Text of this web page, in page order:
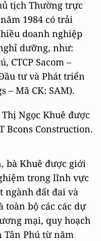
tịch Thường trực
1984 có trải
doanh nghiệp
dưỡng, như:
CTCP Sacom –
tư và Phát triển
– Mã CK: SAM).
Ngọc Khuê được
Bcons Construction.
bà Khuê được giới
trong lĩnh vực
ngành đất đai và
toàn bộ các các dự
mại, quy hoạch
Tân Phú từ năm